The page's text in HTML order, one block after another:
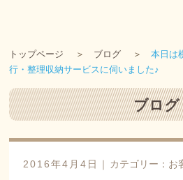
トップページ ブログ
本日は
行・整理収納サービスに伺いました♪
ブログ
2016年4月4日｜ カテゴリー： お